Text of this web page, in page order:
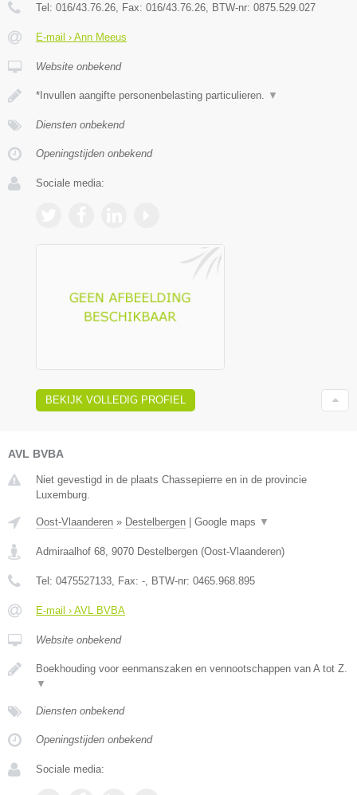
Tel: 016/43.76.26 , Fax: 016/43.76.26 , BTW-nr: 0875.529.027
E-mail › Ann Meeus
Website onbekend
*Invullen aangifte personenbelasting particulieren. ▼
Diensten onbekend
Openingstijden onbekend
Sociale media:
BEKIJK VOLLEDIG PROFIEL
AVL BVBA
Niet gevestigd in de plaats Chassepierre en in de provincie
Luxemburg.
Oost-Vlaanderen » Destelbergen Google maps ▼
Admiraalhof 68, 9070 Destelbergen (Oost-Vlaanderen)
Tel: 0475527133, Fax: -, BTW-nr: 0465.968.895
E-mail › AVL BVBA
Website onbekend
Boekhouding voor eenmanszaken en vennootschappen van A tot Z.
▼
Diensten onbekend
Openingstijden onbekend
Sociale media: